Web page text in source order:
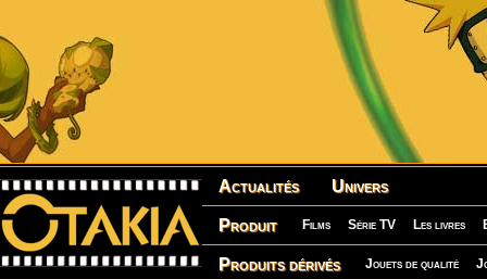
Actualités Univers
Produit Films Série TV Les livres
Produits dérivés Jouets de qualité